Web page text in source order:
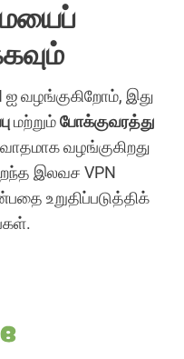
ஐ வழங்குகிறோம், இது
மற்றும்போக்குவரத்து
வழங்குகிறது
இலவச VPN
உறுதிப்படுத்திக்